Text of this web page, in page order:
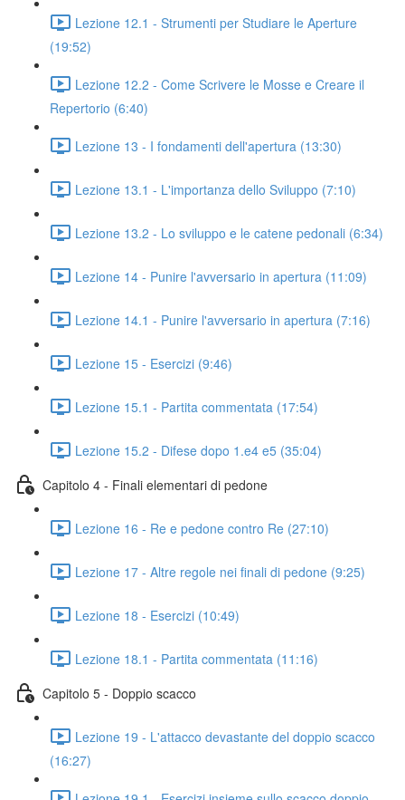
Lezione 12.1 - Strumenti per Studiare le Aperture
(19:52)
Lezione 12.2 - Come Scrivere le Mosse e Creare il
Repertorio (6:40)
Lezione 13 - I fondamenti dell'apertura (13:30)
Lezione 13.1 - L'importanza dello Sviluppo (7:10)
Lezione 13.2 - Lo sviluppo e le catene pedonali (6:34)
Lezione 14 - Punire l'avversario in apertura (11:09)
Lezione 14.1 - Punire l'avversario in apertura (7:16)
Lezione 15 - Esercizi (9:46)
Lezione 15.1 - Partita commentata (17:54)
Lezione 15.2 - Difese dopo 1.e4 e5 (35:04)
Capitolo 4 - Finali elementari di pedone
Lezione 16 - Re e pedone contro Re (27:10)
Lezione 17 - Altre regole nei finali di pedone (9:25)
Lezione 18 - Esercizi (10:49)
Lezione 18.1 - Partita commentata (11:16)
Capitolo 5 - Doppio scacco
Lezione 19 - L'attacco devastante del doppio scacco
(16:27)